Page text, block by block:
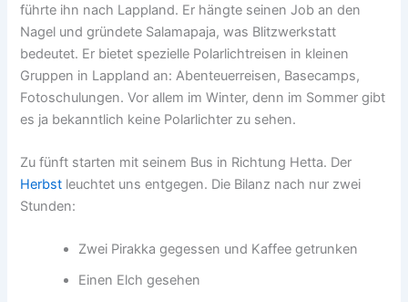
führte ihn nach Lappland. Er hängte seinen Job an den
Nagel und gründete Salamapaja, was Blitzwerkstatt
bedeutet. Er bietet spezielle Polarlichtreisen in kleinen
Gruppen in Lappland an: Abenteuerreisen, Basecamps,
Fotoschulungen. Vor allem im Winter, denn im Sommer gibt
es ja bekanntlich keine Polarlichter zu sehen.
Zu fünft starten mit seinem Bus in Richtung Hetta. Der
Herbst leuchtet uns entgegen. Die Bilanz nach nur zwei
Stunden:
Zwei Pirakka gegessen und Kaffee getrunken
Einen Elch gesehen